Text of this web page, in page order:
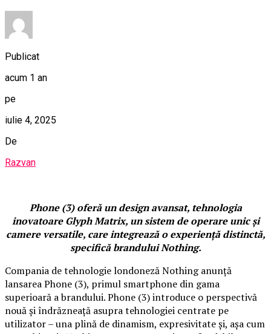
Publicat
acum 1 an
pe
iulie 4, 2025
De
Razvan
Phone (3) oferă un design avansat, tehnologia
inovatoare Glyph Matrix, un sistem de operare unic și
camere versatile, care integrează o experiență distinctă,
specifică brandului Nothing.
Compania de tehnologie londoneză Nothing anunță
lansarea Phone (3), primul smartphone din gama
superioară a brandului. Phone (3) introduce o perspectivă
nouă și îndrăzneață asupra tehnologiei centrate pe
utilizator – una plină de dinamism, expresivitate și, așa cum